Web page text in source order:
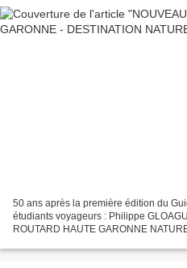
50 ans après la première édition du
étudiants voyageurs : Philippe
ROUTARD HAUTE GARONNE